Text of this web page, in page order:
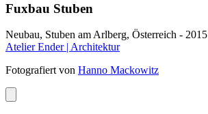
Fuxbau Stuben
Neubau, Stuben am Arlberg, Österreich - 2015
Atelier Ender | Architektur
Fotografiert von Hanno Mackowitz